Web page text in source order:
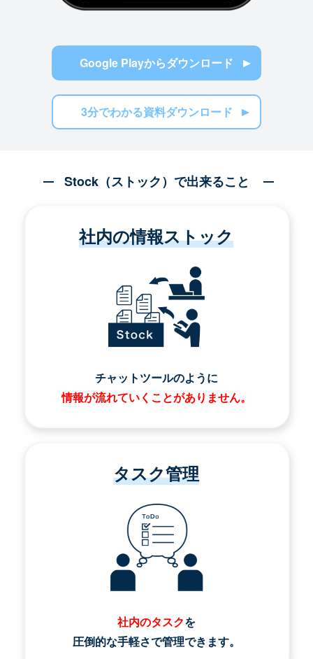
Google Playからダウンロード
3分でわかる資料ダウンロード
Stock（ストック）で出来ること
社内の情報ストック
チャットツールのように
情報が流れていくことがありません。
タスク管理
社内のタスクを
圧倒的な手軽さで管理できます。